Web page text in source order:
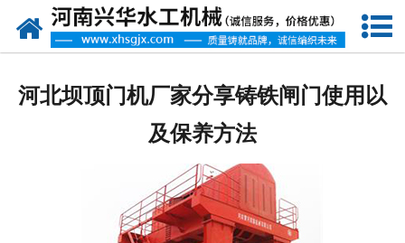
网站首页
新闻资讯
客户案例
河北坝顶门机厂家分享铸铁闸门使用以
及保养方法